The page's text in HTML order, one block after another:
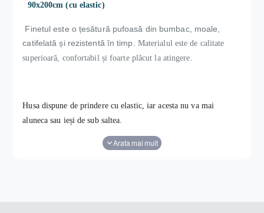
90x200cm (cu elastic)
Finetul este o țesătură pufoasă din bumbac, moale,
catifelată și rezistentă în timp. Materialul este de calitate
superioară, confortabil și foarte plăcut la atingere.
Husa dispune de prindere cu elastic, iar acesta nu va mai
aluneca sau ieși de sub saltea.